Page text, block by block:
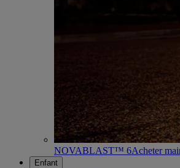
NOVABLAST™ 6Acheter
Enfant